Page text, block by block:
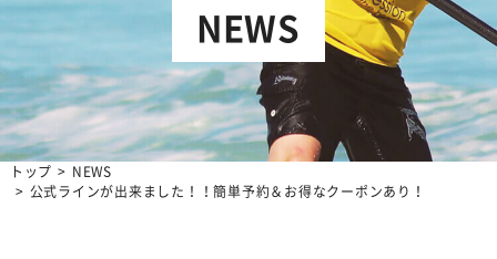
NEWS
トップ
NEWS
公式ラインが出来ました！！簡単予約＆お得なクーポンあり！